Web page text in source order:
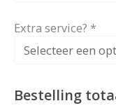
Extra service? *
Bestelling